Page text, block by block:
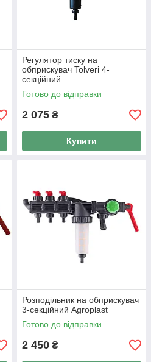
Регулятор тиску на
обприскувач Tolveri 4-
секційний
Готово до відправки
2 075 ₴
Купити
Розподільник на обприскувач
3-секційний Agroplast
Готово до відправки
2 450 ₴